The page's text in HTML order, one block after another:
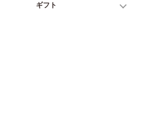
ギフト